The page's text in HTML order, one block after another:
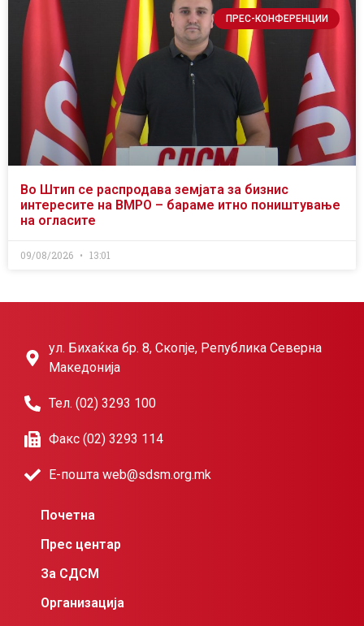
ПРЕС-КОНФЕРЕНЦИИ
Во Штип се распродава земјата за бизнис
интересите на ВМРО – бараме итно поништување
на огласите
09/08/2026 13:01
ул. Бихаќка бр. 8, Скопје, Република Северна
Македонија
Тел. (02) 3293 100
Факс (02) 3293 114
Е-пошта web@sdsm.org.mk
Почетна
Прес центар
За СДСМ
Организација